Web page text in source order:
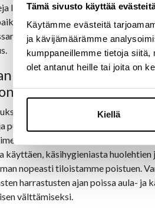
Tämä sivusto käyttää
Käytämme evästeitä
ja kävijämäärämme
kumppaneillemme tietoja
olet antanut heille tai joita on
Kiellä
liikkuessaan asiakastiloissa.
on kaikilla sisäänkäynneillä
tapahtuman toiminnan
Urheilukeskuksen
tiloja on koko epidemian ajan
pukuhuoneissa vietetty aika.
tipassa, ehdottoman terveenä,
käyttäen, käsihygieniasta
nopeasti tiloistamme poistuen.
harrastusten ajan poissa aula- ja
välttämiseksi.